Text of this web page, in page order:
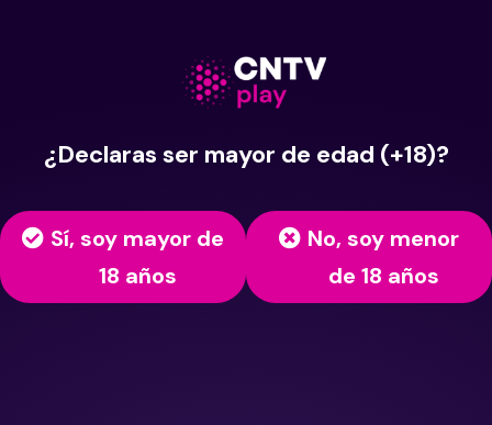
¿Declaras ser mayor de edad (+18)?
Sí, soy mayor de
18 años
No, soy menor
de 18 años